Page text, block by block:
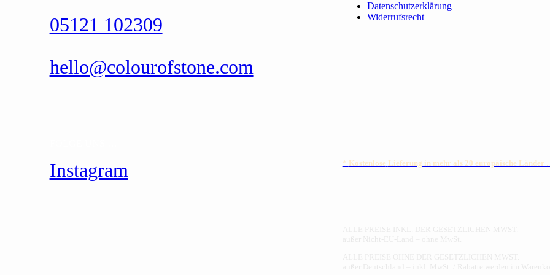
05121 102309
hello@colourofstone.com
Instagram
Datenschutzerklärung
Widerrufsrecht
* Kostenlose Lieferung in mehr als 20 europäische Länder..